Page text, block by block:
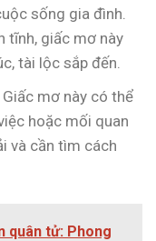
sống gia đình.
tĩnh, giấc mơ này
tài lộc sắp đến.
Giấc mơ này có thể
hoặc mối quan
và cần tìm cách
quân tử: Phong